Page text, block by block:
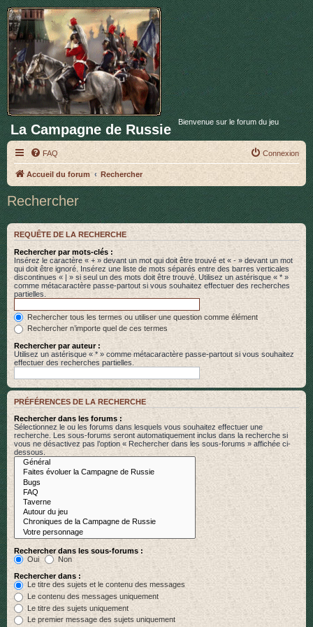
La Campagne de Russie Bienvenue sur le forum du jeu
FAQ Connexion
Accueil du forum Rechercher
Rechercher
REQUÊTE DE LA RECHERCHE
Rechercher par mots-clés :
Insérez le caractère « + » devant un mot qui doit être trouvé et « - » devant un mot
qui doit être ignoré. Insérez une liste de mots séparés entre des barres verticales
discontinues « | » si seul un des mots doit être trouvé. Utilisez un astérisque « * »
comme métacaractère passe-partout si vous souhaitez effectuer des recherches
partielles.
Rechercher tous les termes ou utiliser une question comme élément
Rechercher n’importe quel de ces termes
Rechercher par auteur :
Utilisez un astérisque « * » comme métacaractère passe-partout si vous souhaitez
effectuer des recherches partielles.
PRÉFÉRENCES DE LA RECHERCHE
Rechercher dans les forums :
Sélectionnez le ou les forums dans lesquels vous souhaitez effectuer une
recherche. Les sous-forums seront automatiquement inclus dans la recherche si
vous ne désactivez pas l’option « Rechercher dans les sous-forums » affichée ci-
dessous.
Rechercher dans les sous-forums :
Oui
Non
Rechercher dans :
Le titre des sujets et le contenu des messages
Le contenu des messages uniquement
Le titre des sujets uniquement
Le premier message des sujets uniquement